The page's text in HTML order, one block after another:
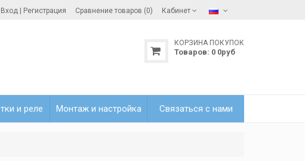
Вход Регистрация Сравнение товаров (0) Кабинет
КОРЗИНА ПОКУПОК
Товаров: 0 0руб
и реле Монтаж и настройка Связаться с нами